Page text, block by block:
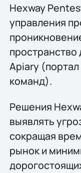
Hexway
управления
Apiary
команд).
Решения
выявлять
сокращая
рынок и